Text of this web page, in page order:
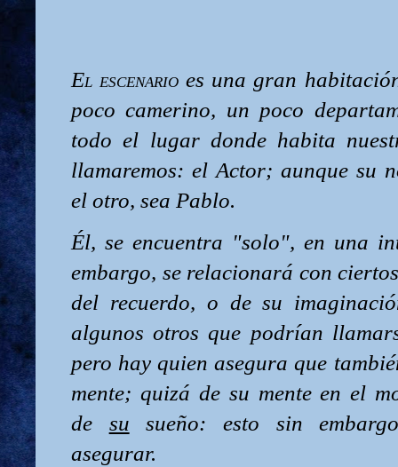
El escenario es una gran
poco camerino, un poco
todo el lugar donde habita
llamaremos: el Actor; aunque su
el otro, sea Pablo.
Él, se encuentra "solo", en una
embargo, se relacionará con
del recuerdo, o de su
algunos otros que podrían
pero hay quien asegura que
mente; quizá de su mente en el
de su sueño: esto sin
asegurar.